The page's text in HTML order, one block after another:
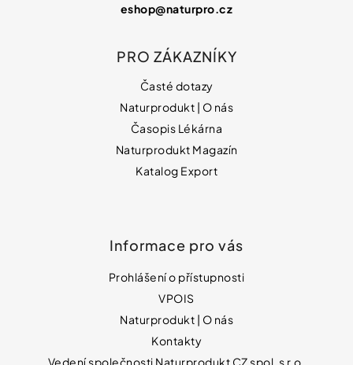
eshop@naturpro.cz
PRO ZÁKAZNÍKY
Časté dotazy
Naturprodukt | O nás
Časopis Lékárna
Naturprodukt Magazín
Katalog Export
Informace pro vás
Prohlášení o přístupnosti
VPOIS
Naturprodukt | O nás
Kontakty
Vedení společnosti Naturprodukt CZ spol. s r.o.